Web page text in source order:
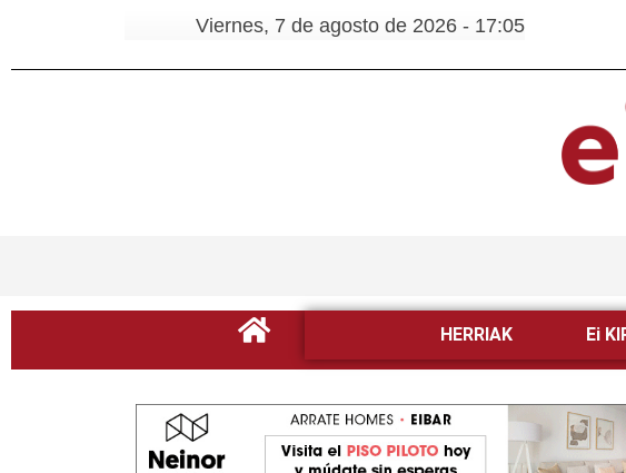
Viernes, 7 de agosto de 2026 - 17:05
HERRIAK Ei